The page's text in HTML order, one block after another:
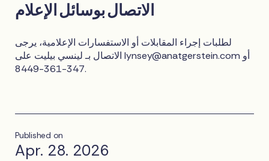
الاتصال بوسائل الإعلام
لطلبات إجراء المقابلات أو الاستفسارات الإعلامية، يرجى
الاتصال بـ لينسي بيليت علىlynsey@anatgerstein.com
347-361-8449.
Published on
Apr. 28. 2026